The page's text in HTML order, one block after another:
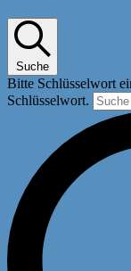
2026
Suche
Bitte Schlüsselwort
Schlüsselwort.